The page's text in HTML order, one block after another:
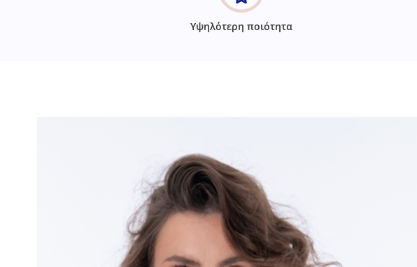
Υψηλότερη ποιότητα